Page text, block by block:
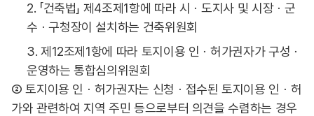
2. 「건축법」 제4조제1항에 따라 시ㆍ도지사 및 시장ㆍ군
수ㆍ구청장이 설치하는 건축위원회
3. 제12조제1항에 따라 토지이용 인ㆍ허가권자가 구성ㆍ
운영하는 통합심의위원회
② 토지이용 인ㆍ허가권자는 신청ㆍ접수된 토지이용 인ㆍ허
가와 관련하여 지역 주민 등으로부터 의견을 수렴하는 경우